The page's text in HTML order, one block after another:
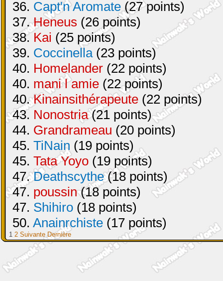
36. Capt'n Aromate(27 points)
37.Heneus (26 points)
38. Kai (25 points)
39. Coccinella(23 points)
40. Homelander (22 points)
40. mani l amie (22 points)
40.Kinainsithérapeute (22 points)
43. Nonostria(21 points)
44. Grandrameau (20 points)
45. TiNain (19 points)
45. Tata Yoyo (19 points)
47.Deathscythe(18 points)
47. poussin(18 points)
47. Shihiro (18 points)
50. Anainrchiste (17 points)
1 2 Suivante Dernière